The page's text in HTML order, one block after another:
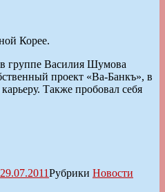
Корее.
группе Василия Шумова
проект «Ва-Банкъ», в
Также пробовал себя
29.07.2011Рубрики Новости